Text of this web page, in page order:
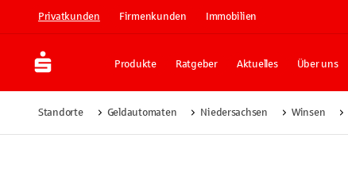
Privatkunden Firmenkunden Immobilien
Produkte Ratgeber Aktuelles Über uns
Standorte Geldautomaten Niedersachsen Winsen